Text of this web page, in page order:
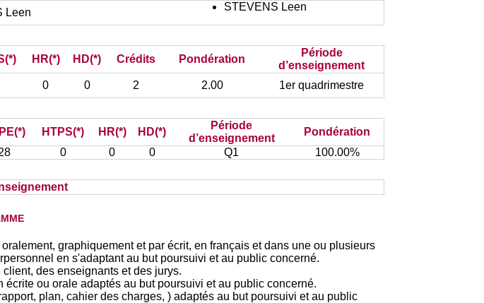
Leen STEVENS Leen
HR(*) HD(*) Crédits Pondération
Période
d’enseignement
0 0 2 2.00 1er quadrimestre
HTPS(*) HR(*) HD(*)
Période
d’enseignement
Pondération
0 0 0 Q1 100.00%
graphiquement et par écrit, en français et dans une ou plusieurs
en s'adaptant au but poursuivi et au public concerné.
des enseignants et des jurys.
ou orale adaptés au but poursuivi et au public concerné.
plan, cahier des charges, ) adaptés au but poursuivi et au public